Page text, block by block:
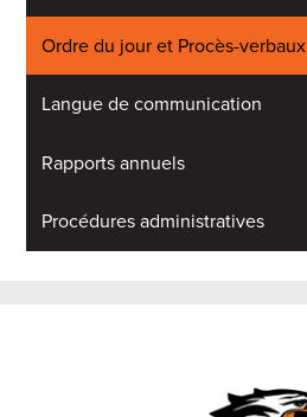
Ordre du jour et Procès-verbaux
Langue de communication
Rapports annuels
Procédures administratives